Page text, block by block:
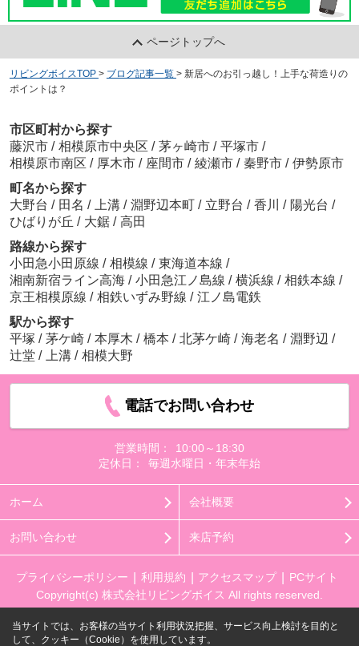
ページトップへ
リビングボイスTOP > ブログ記事一覧 > 新居へのお引っ越し！上手な荷造りの
ポイントは？
市区町村から探す
藤沢市 / 相模原市中央区 / 茅ヶ崎市 / 平塚市 /
相模原市南区 / 厚木市 / 座間市 / 綾瀬市 / 秦野市 / 伊勢原市
町名から探す
大野台 / 田名 / 上溝 / 淵野辺本町 / 立野台 / 香川 / 陽光台 /
ひばりが丘 / 大鋸 / 高田
路線から探す
小田急小田原線 / 相模線 / 東海道本線 /
湘南新宿ライン高海 / 小田急江ノ島線 / 横浜線 / 相鉄本線 /
京王相模原線 / 相鉄いずみ野線 / 江ノ島電鉄
駅から探す
平塚 / 茅ケ崎 / 本厚木 / 橋本 / 北茅ケ崎 / 海老名 / 淵野辺 /
辻堂 / 上溝 / 相模大野
電話でお問い合わせ
営業時間：
10:00～18:30
定休日：
毎週水曜日・年末年始
ホーム 会社概要
お問い合わせ 来店予約
プライバシーポリシー 利用規約 アクセスマップ
PCサイト
Copyright(c) 株式会社リビングボイス All rights reserved.
当サイトでは、お客様の当サイト利用状況把握、サービス向上検討を目的と
して、クッキー（Cookie）を使用しています。